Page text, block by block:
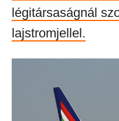
légitársaságnál
lajstromjellel.